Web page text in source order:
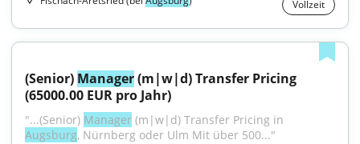
Vollzeit
(Senior) Manager (m|w|d) Transfer Pricing
(65000.00 EUR pro Jahr)
"...(Senior) Manager
Augsburg, Nürnberg oder Ulm Mit über 500..."